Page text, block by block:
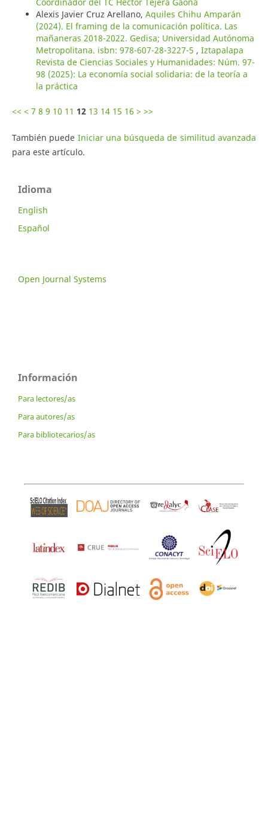
Alexis Javier Cruz Arellano, Aquiles Chihu Amparán
(2024). El framing de la comunicación política. Las
mañaneras 2018-2022. Gedisa; Universidad Autónoma
Metropolitana. isbn: 978-607-28-3227-5 , Iztapalapa
Revista de Ciencias Sociales y Humanidades: Núm. 97-
98 (2025): La economía social solidaria: de la teoría a
la práctica
<< < 7 8 9 10 11 12 13 14 15 16 > >>
También puede Iniciar una búsqueda de similitud avanzada
para este artículo.
Idioma
English
Español
Open Journal Systems
Información
Para lectores/as
Para autores/as
Para bibliotecarios/as